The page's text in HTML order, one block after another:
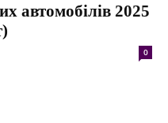
автомобілів 2025
0